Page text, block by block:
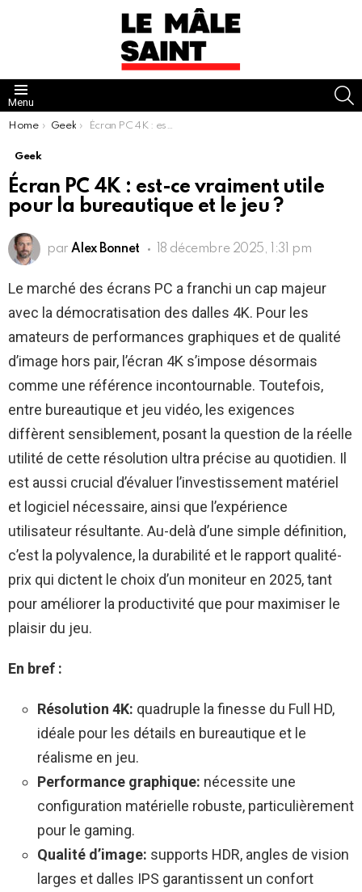
Menu
You are here:
Home Geek Écran PC 4K : est-ce vraiment utile pour la bureautique et le jeu ?
Geek
Écran PC 4K : est-ce vraiment utile
pour la bureautique et le jeu ?
par Alex Bonnet 18 décembre 2025, 1:31 pm
Le marché des écrans PC a franchi un cap majeur
avec la démocratisation des dalles 4K. Pour les
amateurs de performances graphiques et de qualité
d’image hors pair, l’écran 4K s’impose désormais
comme une référence incontournable. Toutefois,
entre bureautique et jeu vidéo, les exigences
diffèrent sensiblement, posant la question de la réelle
utilité de cette résolution ultra précise au quotidien. Il
est aussi crucial d’évaluer l’investissement matériel
et logiciel nécessaire, ainsi que l’expérience
utilisateur résultante. Au-delà d’une simple définition,
c’est la polyvalence, la durabilité et le rapport qualité-
prix qui dictent le choix d’un moniteur en 2025, tant
pour améliorer la productivité que pour maximiser le
plaisir du jeu.
En bref :
Résolution 4K: quadruple la finesse du Full HD,
idéale pour les détails en bureautique et le
réalisme en jeu.
Performance graphique: nécessite une
configuration matérielle robuste, particulièrement
pour le gaming.
Qualité d’image: supports HDR, angles de vision
larges et dalles IPS garantissent un confort